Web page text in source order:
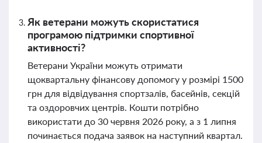
Як ветерани можуть скористатися
програмою підтримки спортивної
активності?
Ветерани України можуть отримати
щоквартальну фінансову допомогу у розмірі 1500
грн для відвідування спортзалів, басейнів, секцій
та оздоровчих центрів. Кошти потрібно
використати до 30 червня 2026 року, а з 1 липня
починається подача заявок на наступний квартал.